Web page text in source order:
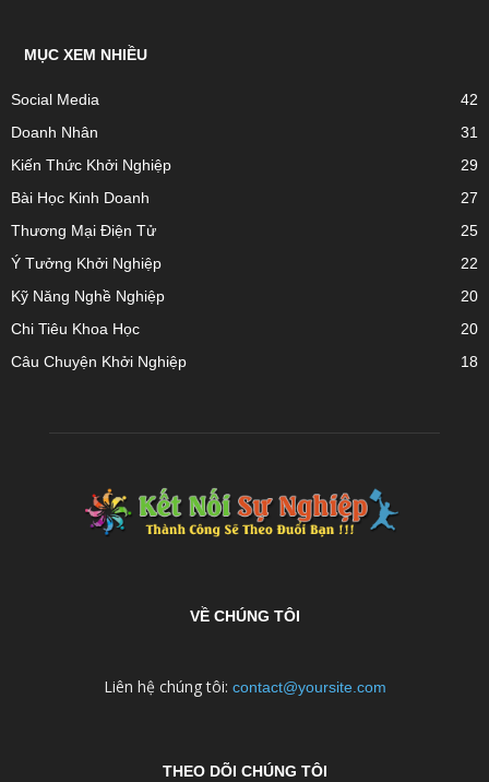
MỤC XEM NHIỀU
Social Media
42
Doanh Nhân
31
Kiến Thức Khởi Nghiệp
29
Bài Học Kinh Doanh
27
Thương Mại Điện Tử
25
Ý Tưởng Khởi Nghiệp
22
Kỹ Năng Nghề Nghiệp
20
Chi Tiêu Khoa Học
20
Câu Chuyện Khởi Nghiệp
18
VỀ CHÚNG TÔI
Liên hệ chúng tôi: contact@yoursite.com
THEO DÕI CHÚNG TÔI